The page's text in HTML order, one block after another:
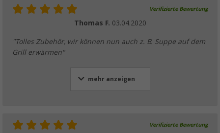
Verifizierte Bewertung
Thomas F. 03.04.2020
"Tolles Zubehör, wir können nun auch z. B. Suppe auf dem
Grill erwärmen"
mehr anzeigen
Verifizierte Bewertung